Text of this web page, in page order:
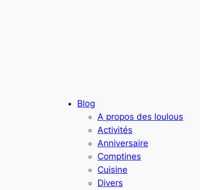
Blog
A propos des loulous
Activités
Anniversaire
Comptines
Cuisine
Divers